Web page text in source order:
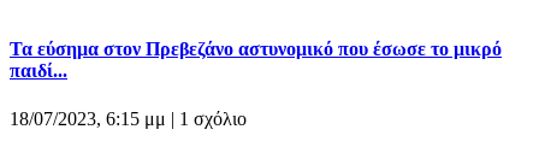
Τα εύσημα στον Πρεβεζάνο αστυνομικό που έσωσε το μικρό
παιδί...
18/07/2023, 6:15 μμ | 1 σχόλιο